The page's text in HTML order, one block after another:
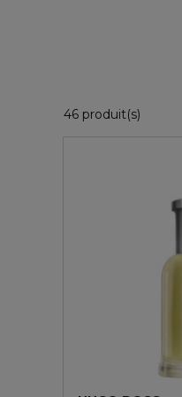
46 produit(s)